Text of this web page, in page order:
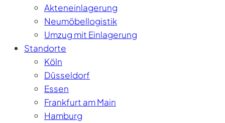
Akteneinlagerung
Neumöbellogistik
Umzug mit Einlagerung
Standorte
Köln
Düsseldorf
Essen
Frankfurt am Main
Hamburg